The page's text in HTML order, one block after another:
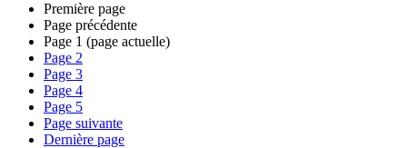
Première page
Page précédente
Page 1 (page actuelle)
Page 2
Page 3
Page 4
Page 5
Page suivante
Dernière page